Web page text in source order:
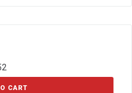
CART